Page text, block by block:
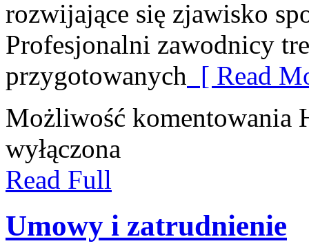
rozwijające się zjawisko
Profesjonalni zawodnicy
przygotowanych [ Read
Możliwość komentowania
wyłączona
Read Full
Umowy i zatrudnienie